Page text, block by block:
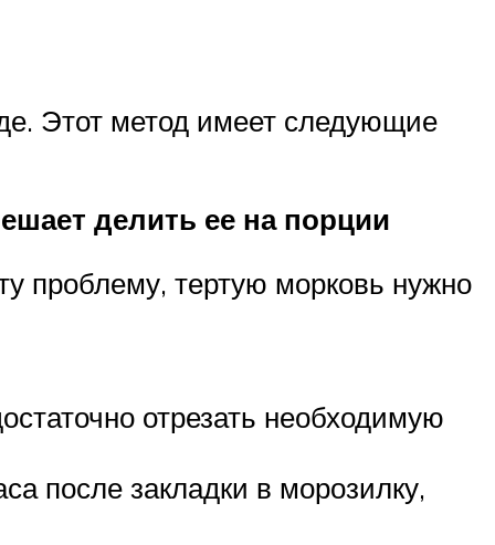
Этот метод имеет следующие
делить ее на порции
проблему, тертую морковь нужно
отрезать необходимую
после закладки в морозилку,